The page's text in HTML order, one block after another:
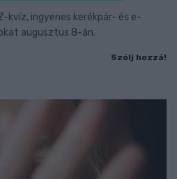
kvíz, ingyenes kerékpár- és e-
augusztus 8-án.
Szólj hozzá!